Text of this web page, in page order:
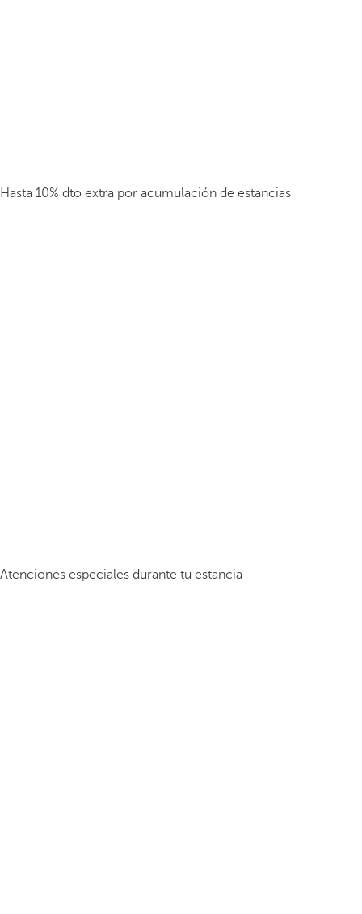
Hasta 10% dto extra por acumulación de estancias
Atenciones especiales durante tu estancia